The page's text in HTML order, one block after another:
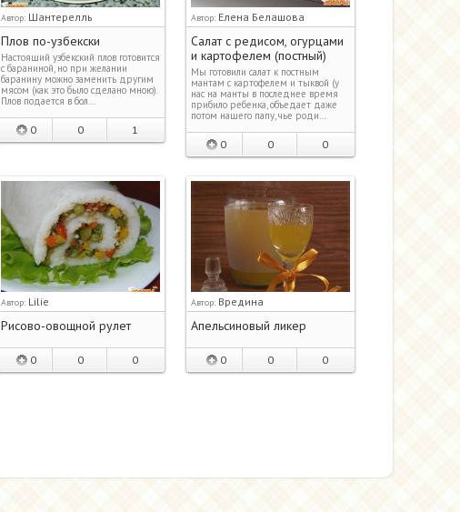
Автор: Шантерелль
Плов по-узбекски
Настоящий узбекский плов готовится
с бараниной, но при желании
баранину можно заменить другим
мясом (как это было сделано мною).
Плов подается в бол…
0 0 1
Автор: Елена Белашова
Салат с редисом, огурцами
и картофелем (постный)
Мы готовили салат к постным
мантам с картофелем и тыквой (у
нас на манты в последнее время
прибило ребенка, объедает даже
потом нашего папу, чье роди…
0 0 0
Автор: Lilie
Рисово-овощной рулет
0 0 0
Автор: Вредина
Апельсиновый ликер
0 0 0